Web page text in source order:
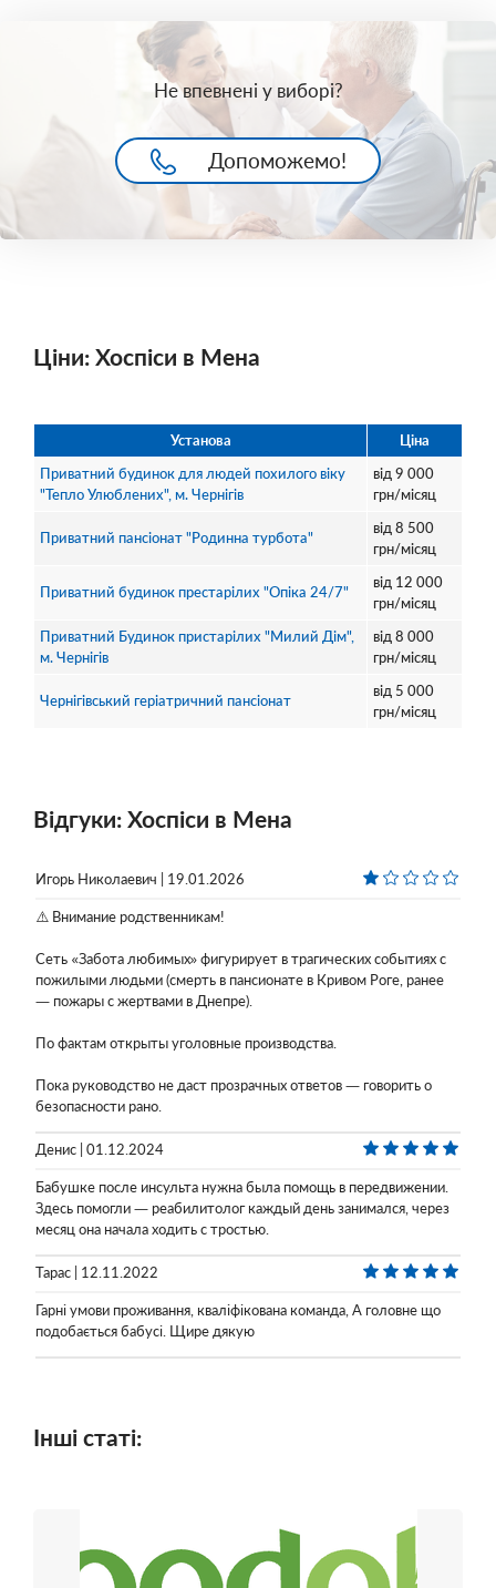
Не впевнені у виборі?
Допоможемо!
Ціни: Хоспіси в Мена
Установа
Ціна
Приватний будинок для людей похилого віку
"Тепло Улюблених", м. Чернігів
від 9 000
грн/місяц
Приватний пансіонат "Родинна турбота"
від 8 500
грн/місяц
Приватний будинок престарілих "Опіка 24/7"
від 12 000
грн/місяц
Приватний Будинок пристарілих "Милий Дім",
м. Чернігів
від 8 000
грн/місяц
Чернігівський геріатричний пансіонат
від 5 000
грн/місяц
Відгуки: Хоспіси в Мена
Игорь Николаевич | 19.01.2026
⚠️ Внимание родственникам!
Сеть «Забота любимых» фигурирует в трагических событиях с
пожилыми людьми (смерть в пансионате в Кривом Роге, ранее
— пожары с жертвами в Днепре).
По фактам открыты уголовные производства.
Пока руководство не даст прозрачных ответов — говорить о
безопасности рано.
Денис | 01.12.2024
Бабушке после инсульта нужна была помощь в передвижении.
Здесь помогли — реабилитолог каждый день занимался, через
месяц она начала ходить с тростью.
Тарас | 12.11.2022
Гарні умови проживання, кваліфікована команда, А головне що
подобається бабусі. Щире дякую
Інші статі: